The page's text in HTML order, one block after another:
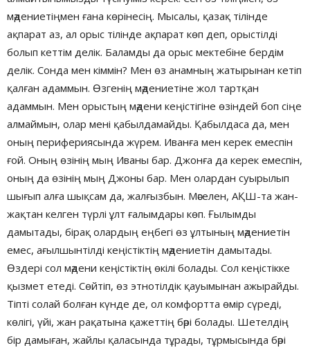
мәдениетіңмен ғана көрінесің. Мысалы, қазақ тілінде
ақпарат аз, ал орыс тілінде ақпарат көп деп, орыстілді
болып кеттім делік. Баламды да орыс мектебіне бердім
делік. Сонда мен кіммін? Мен өз анамның жатырынан кетіп
қалған адаммын. Өзгенің мәдениетіне жол тартқан
адаммын. Мен орыстың мәдени кеңістігіне өзіндей боп сіңе
алмаймын, олар мені қабылдамайды. Қабылдаса да, мен
оның перифериясында жүрем. Иванға мен керек емеспін
ғой. Оның өзінің мың Иваны бар. Джонға да керек емеспін,
оның да өзінің мың Джоны бар. Мен олардан суырылып
шығып алға шықсам да, жалғызбын. Мәселен, АҚШ-та жан-
жақтан келген түрлі ұлт ғалымдары көп. Ғылымды
дамытады, бірақ олардың еңбегі өз ұлтының мәдениетін
емес, ағылшынтілді кеңістіктің мәдениетін дамытады.
Өздері сол мәдени кеңістіктің өкілі болады. Сол кеңістікке
қызмет етеді. Сөйтіп, өз этнотілдік қауымынан ажырайды.
Тіпті солай болған күнде де, ол комфортта өмір сүреді,
көлігі, үйі, жан рақатына қажеттің бәрі болады. Шетелдің
бір дамыған, жайлы қаласында тұрады, тұрмысында бәрі